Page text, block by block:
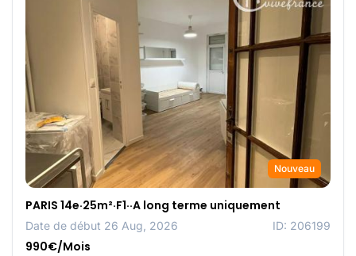
Nouveau
PARIS 14e·25m²·F1··A long terme uniquement
Date de début 26 Aug, 2026 ID: 206199
990€/Mois